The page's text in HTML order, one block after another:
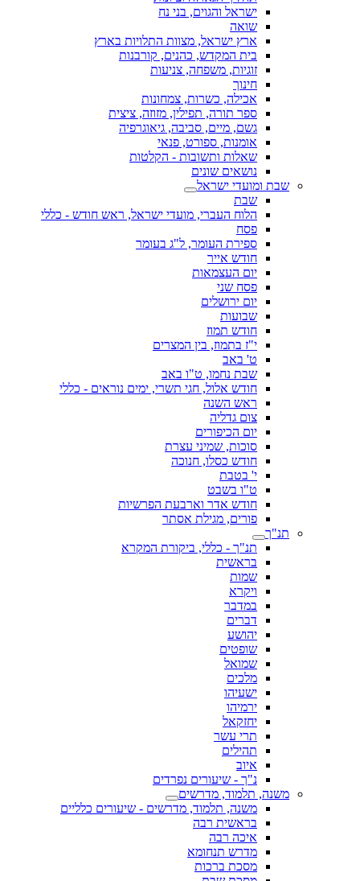
ישראל והגוים, בני נח
שואה
ארץ ישראל, מצוות התלויות בארץ
בית המקדש, כהנים, קורבנות
זוגיות, משפחה, צניעות
חינוך
אכילה, כשרות, צמחונות
ספר תורה, תפילין, מזוזה, ציצית
גשם, מיים, סביבה, גיאוגרפיה
אומנות, ספורט, פנאי
שאלות ותשובות - הקלטות
נושאים שונים
שבת ומועדי ישראל
שבת
הלוח העברי, מועדי ישראל, ראש חודש - כללי
פסח
ספירת העומר, ל"ג בעומר
חודש אייר
יום העצמאות
פסח שני
יום ירושלים
שבועות
חודש תמוז
י"ז בתמוז, בין המצרים
ט' באב
שבת נחמו, ט"ו באב
חודש אלול, חגי תשרי, ימים נוראים - כללי
ראש השנה
צום גדליה
יום הכיפורים
סוכות, שמיני עצרת
חודש כסלו, חנוכה
י' בטבת
ט"ו בשבט
חודש אדר וארבעת הפרשיות
פורים, מגילת אסתר
תנ"ך
תנ"ך - כללי, ביקורת המקרא
בראשית
שמות
ויקרא
במדבר
דברים
יהושע
שופטים
שמואל
מלכים
ישעיהו
ירמיהו
יחזקאל
תרי עשר
תהילים
איוב
נ"ך - שיעורים נפרדים
משנה, תלמוד, מדרשים
משנה, תלמוד, מדרשים - שיעורים כלליים
בראשית רבה
איכה רבה
מדרש תנחומא
מסכת ברכות